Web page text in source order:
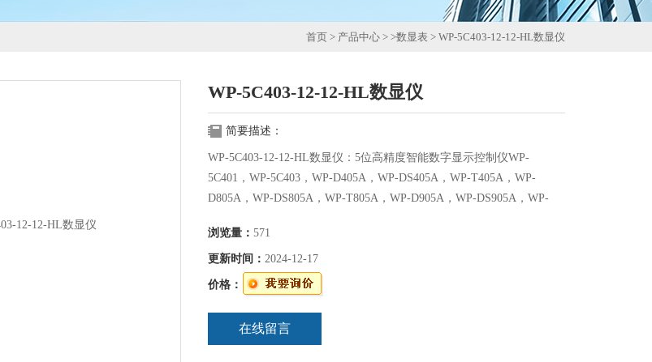
首页 > 产品中心 > >数显表 > WP-5C403-12-12-HL数显仪
WP-5C403-12-12-HL数显仪
简要描述：
WP-5C403-12-12-HL数显仪：5位高精度智能数字显示控制仪WP-
5C401，WP-5C403，WP-D405A，WP-DS405A，WP-T405A，WP-
D805A，WP-DS805A，WP-T805A，WP-D905A，WP-DS905A，WP-
浏览量： 571
更新时间： 2024-12-17
价格：
在线留言